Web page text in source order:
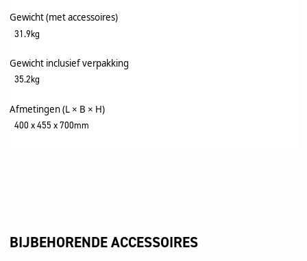
Gewicht (met accessoires)
31.9kg
Gewicht inclusief verpakking
35.2kg
Afmetingen (L × B × H)
400 x 455 x 700mm
BIJBEHORENDE ACCESSOIRES